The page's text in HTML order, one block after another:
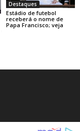
Destaques
Estádio de futebol
receberá o nome de
Papa Francisco; veja